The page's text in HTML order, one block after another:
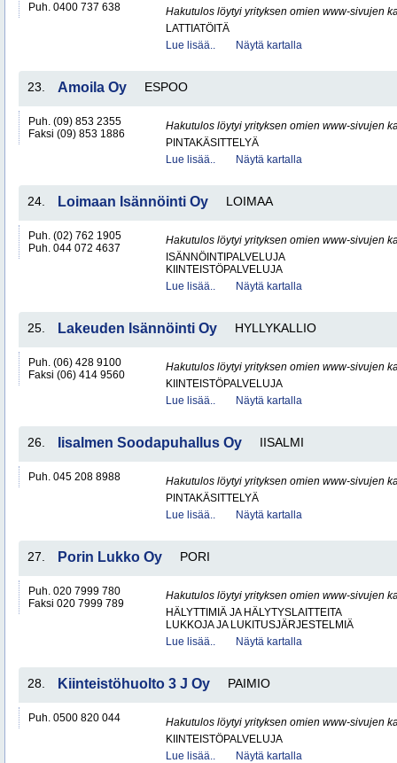
Puh. 0400 737 638
Hakutulos löytyi yrityksen omien www-sivujen
LATTIATÖITÄ
Lue lisää..
Näytä kartalla
23. Amoila Oy ESPOO
Puh. (09) 853 2355
Faksi (09) 853 1886
Hakutulos löytyi yrityksen omien www-sivujen
PINTAKÄSITTELYÄ
Lue lisää..
Näytä kartalla
24. Loimaan Isännöinti Oy LOIMAA
Puh. (02) 762 1905
Puh. 044 072 4637
Hakutulos löytyi yrityksen omien www-sivujen
ISÄNNÖINTIPALVELUJA
KIINTEISTÖPALVELUJA
Lue lisää..
Näytä kartalla
25. Lakeuden Isännöinti Oy HYLLYKALLIO
Puh. (06) 428 9100
Faksi (06) 414 9560
Hakutulos löytyi yrityksen omien www-sivujen
KIINTEISTÖPALVELUJA
Lue lisää..
Näytä kartalla
26. Iisalmen Soodapuhallus Oy IISALMI
Puh. 045 208 8988
Hakutulos löytyi yrityksen omien www-sivujen
PINTAKÄSITTELYÄ
Lue lisää..
Näytä kartalla
27. Porin Lukko Oy PORI
Puh. 020 7999 780
Faksi 020 7999 789
Hakutulos löytyi yrityksen omien www-sivujen
HÄLYTTIMIÄ JA HÄLYTYSLAITTEITA
LUKKOJA JA LUKITUSJÄRJESTELMIÄ
Lue lisää..
Näytä kartalla
28. Kiinteistöhuolto 3 J Oy PAIMIO
Puh. 0500 820 044
Hakutulos löytyi yrityksen omien www-sivujen
KIINTEISTÖPALVELUJA
Lue lisää..
Näytä kartalla